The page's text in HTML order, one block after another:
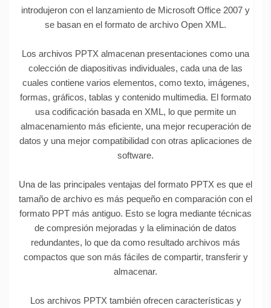
introdujeron con el lanzamiento de Microsoft Office 2007 y
se basan en el formato de archivo Open XML.
Los archivos PPTX almacenan presentaciones como una
colección de diapositivas individuales, cada una de las
cuales contiene varios elementos, como texto, imágenes,
formas, gráficos, tablas y contenido multimedia. El formato
usa codificación basada en XML, lo que permite un
almacenamiento más eficiente, una mejor recuperación de
datos y una mejor compatibilidad con otras aplicaciones de
software.
Una de las principales ventajas del formato PPTX es que el
tamaño de archivo es más pequeño en comparación con el
formato PPT más antiguo. Esto se logra mediante técnicas
de compresión mejoradas y la eliminación de datos
redundantes, lo que da como resultado archivos más
compactos que son más fáciles de compartir, transferir y
almacenar.
Los archivos PPTX también ofrecen características y